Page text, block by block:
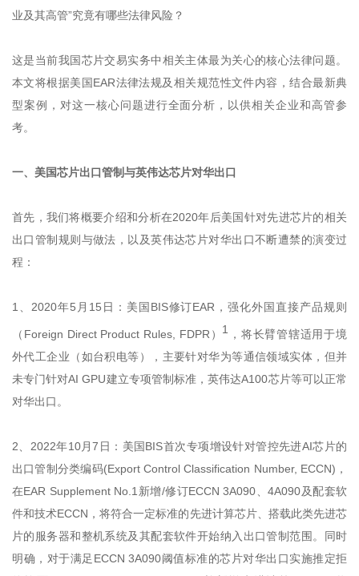
业及其高管”究竟有哪些法律风险？
这是当前我国芯片交易实务中相关主体最为关心的核心法律问题。
本文将根据美国EAR法律法规及相关规范性文件内容，结合最新典
型案例，对这一核心问题进行全面分析，以供相关企业和高管参
考。
一、美国芯片出口管制与英伟达芯片对华出口
首先，我们将概要介绍和分析在2020年后美国针对先进芯片的相关
出口管制规则与做法，以及英伟达芯片对华出口不断遭禁的演变过
程：
1、2020年5月15日：美国BIS修订EAR，强化外国直接产品规则
（Foreign Direct Product Rules, FDPR） 1
，将长臂管辖适用于境
外代工企业（如台积电等），主要针对华为等通信领域实体，但并
未专门针对AI GPU建立专项管制标准，英伟达A100芯片等可以正常
对华出口。
2、2022年10月7日：美国BIS首次专项增设针对管控先进AI芯片的
出口管制分类编码(Export Control Classification Number, ECCN)，
在EAR Supplement No.1新增/修订ECCN 3A090、4A090及配套软
件和技术ECCN，将符合一定标准的先进计算芯片、搭载此类先进芯
片的服务器和整机系统及其配套软件开始纳入出口管制范围。同时
明确，对于满足ECCN 3A090阈值标准的芯片对华出口实施推定拒